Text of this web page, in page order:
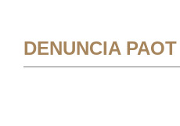
DENUNCIA PAOT